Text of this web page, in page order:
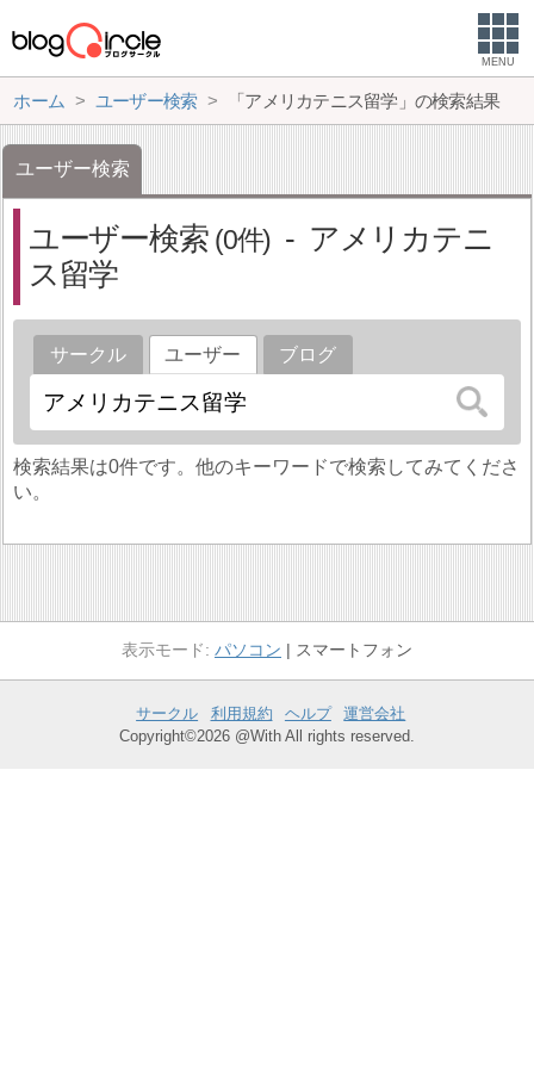
MENU
ホーム ユーザー検索 「アメリカテニス留学」の検索結果
ユーザー検索
ユーザー検索 0
アメリカテニ
ス留学
サークル ユーザー ブログ
検索結果は0件です。他のキーワードで検索してみてくださ
い。
パソコン スマートフォン
サークル 利用規約 ヘルプ
運営会社
Copyright©2026 @With All rights reserved.